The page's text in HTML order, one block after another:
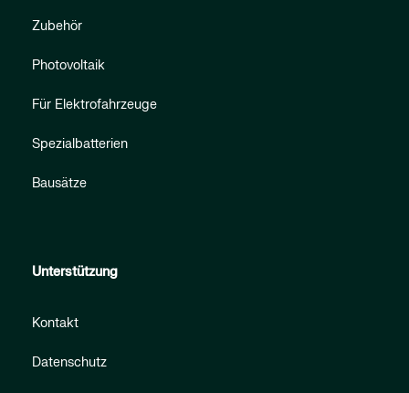
Zubehör
Photovoltaik
Für Elektrofahrzeuge
Spezialbatterien
Bausätze
Unterstützung
Kontakt
Datenschutz